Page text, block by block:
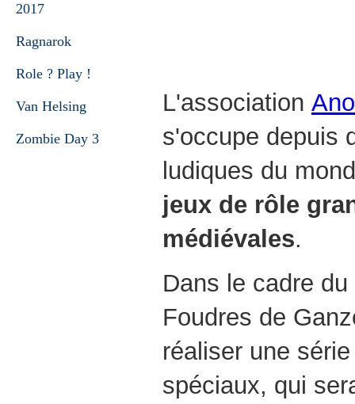
2017
Ragnarok
Role ? Play !
Van Helsing
Zombie Day 3
L'association
s'occupe depuis
ludiques du
jeux de rôle
médiévales.
Dans le cadre
Foudres de
réaliser une
spéciaux, qui